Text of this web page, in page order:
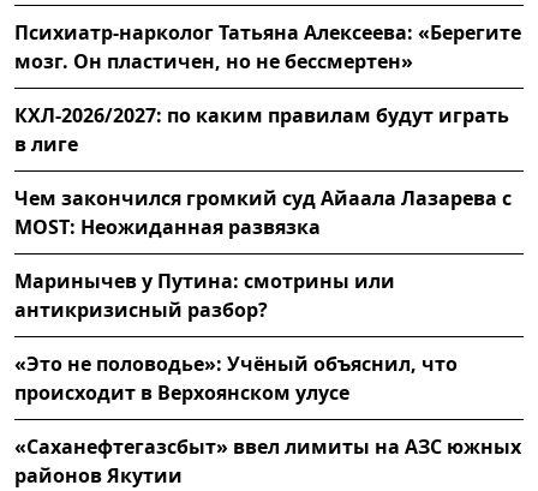
Психиатр-нарколог Татьяна Алексеева: «Берегите
мозг. Он пластичен, но не бессмертен»
КХЛ-2026/2027: по каким правилам будут играть
в лиге
Чем закончился громкий суд Айаала Лазарева с
MOST: Неожиданная развязка
Маринычев у Путина: смотрины или
антикризисный разбор?
«Это не половодье»: Учёный объяснил, что
происходит в Верхоянском улусе
«Саханефтегазсбыт» ввел лимиты на АЗС южных
районов Якутии